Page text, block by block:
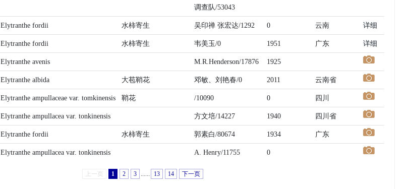
调查队/53043
Elytranthe fordii 水柿寄生 吴印禅 张宏达/1292 0 云南 详细
Elytranthe fordii 水柿寄生 韦美玉/0 1951 广东 详细
Elytranthe avenis M.R.Henderson/17876 1925
Elytranthe albida 大苞鞘花 邓敏、刘艳春/0 2011 云南省
Elytranthe ampullaceae var. tomkinensis 鞘花 /10090 0 四川
Elytranthe ampullacea var. tonkinensis 方文培/14227 1940 四川省
Elytranthe fordii 水柿寄生 郭素白/80674 1934 广东
Elytranthe ampullacea var. tonkinensis A. Henry/11755 0
上一页 1 2 3 ...... 13 14 下一页